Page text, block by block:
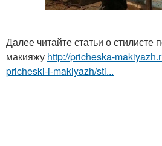
Далее читайте статьи о стилисте
макияжу http://pricheska-
pricheski-i-makiyazh/sti...